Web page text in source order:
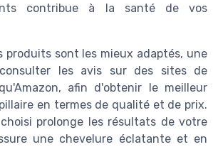
contribue à la santé de vos
produits sont les mieux adaptés, une
les avis sur des sites de
afin d'obtenir le meilleur
en termes de qualité et de prix.
prolonge les résultats de votre
une chevelure éclatante et en